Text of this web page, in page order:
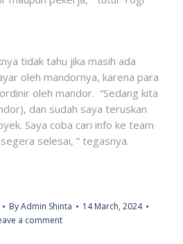
tidak tahu jika masih ada
oleh mandornya, karena para
oleh mandor. “Sedang kita
dan sudah saya teruskan
Saya coba cari info ke team
selesai, ” tegasnya.
ByAdmin Shinta
14 March, 2024
a comment